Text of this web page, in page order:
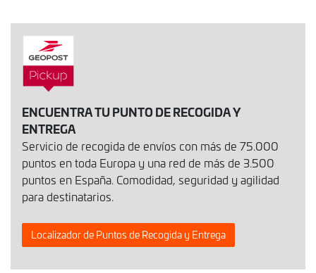
ENCUENTRA TU PUNTO DE RECOGIDA Y
ENTREGA
Servicio de recogida de envíos con más de 75.000
puntos en toda Europa y una red de más de 3.500
puntos en España. Comodidad, seguridad y agilidad
para destinatarios.
Localizador de Puntos de Recogida y Entrega